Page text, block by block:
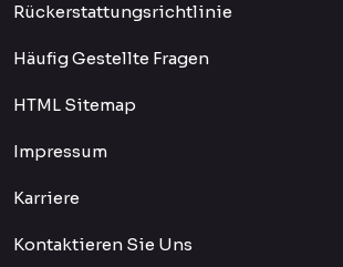
Rückerstattungsrichtlinie
Häufig Gestellte Fragen
HTML Sitemap
Impressum
Karriere
Kontaktieren Sie Uns